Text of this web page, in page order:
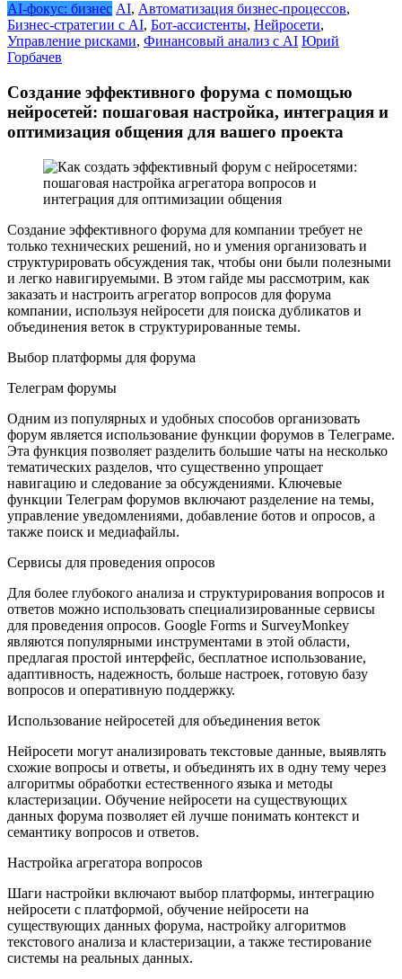
AI-фокус: бизнес AI, Автоматизация бизнес-процессов,
Бизнес-стратегии с AI, Бот-ассистенты, Нейросети,
Управление рисками, Финансовый анализ с AI Юрий
Горбачев
Создание эффективного форума с помощью
нейросетей: пошаговая настройка, интеграция и
оптимизация общения для вашего проекта
Создание эффективного форума для компании требует не
только технических решений, но и умения организовать и
структурировать обсуждения так, чтобы они были полезными
и легко навигируемыми. В этом гайде мы рассмотрим, как
заказать и настроить агрегатор вопросов для форума
компании, используя нейросети для поиска дубликатов и
объединения веток в структурированные темы.
Выбор платформы для форума
Телеграм форумы
Одним из популярных и удобных способов организовать
форум является использование функции форумов в Телеграме.
Эта функция позволяет разделить большие чаты на несколько
тематических разделов, что существенно упрощает
навигацию и следование за обсуждениями. Ключевые
функции Телеграм форумов включают разделение на темы,
управление уведомлениями, добавление ботов и опросов, а
также поиск и медиафайлы.
Сервисы для проведения опросов
Для более глубокого анализа и структурирования вопросов и
ответов можно использовать специализированные сервисы
для проведения опросов. Google Forms и SurveyMonkey
являются популярными инструментами в этой области,
предлагая простой интерфейс, бесплатное использование,
адаптивность, надежность, больше настроек, готовую базу
вопросов и оперативную поддержку.
Использование нейросетей для объединения веток
Нейросети могут анализировать текстовые данные, выявлять
схожие вопросы и ответы, и объединять их в одну тему через
алгоритмы обработки естественного языка и методы
кластеризации. Обучение нейросети на существующих
данных форума позволяет ей лучше понимать контекст и
семантику вопросов и ответов.
Настройка агрегатора вопросов
Шаги настройки включают выбор платформы, интеграцию
нейросети с платформой, обучение нейросети на
существующих данных форума, настройку алгоритмов
текстового анализа и кластеризации, а также тестирование
системы на реальных данных.